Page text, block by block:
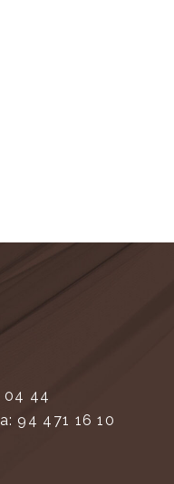
04 44
94 471 16 10